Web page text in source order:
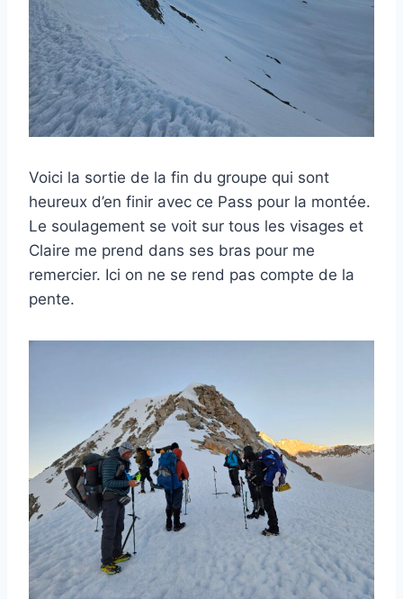
Voici la sortie de la fin du groupe qui sont
heureux d’en finir avec ce Pass pour la montée.
Le soulagement se voit sur tous les visages et
Claire me prend dans ses bras pour me
remercier. Ici on ne se rend pas compte de la
pente.